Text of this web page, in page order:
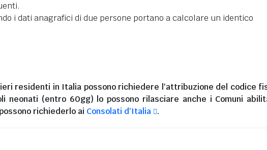
i dati anagrafici di due persone portano a calcolare un identico
residenti in Italia possono richiedere l'attribuzione del codice
neonati (entro 60gg) lo possono rilasciare anche i Comuni
richiederlo ai Consolati d'Italia .